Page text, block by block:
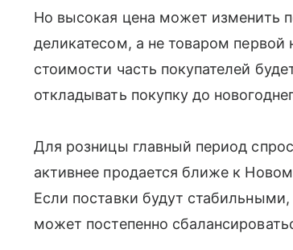
Но высокая цена может изменить
деликатесом, а не товаром
стоимости часть покупателей
откладывать покупку до
Для розницы главный период
активнее продается ближе к
Если поставки будут
может постепенно